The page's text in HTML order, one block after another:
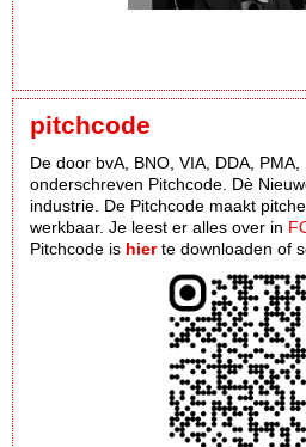
pitchcode
De door bvA, BNO, VIA, DDA, PMA,
onderschreven Pitchcode. Dè
industrie. De Pitchcode maakt
werkbaar. Je leest er alles over in
Pitchcode is hierte downloaden of